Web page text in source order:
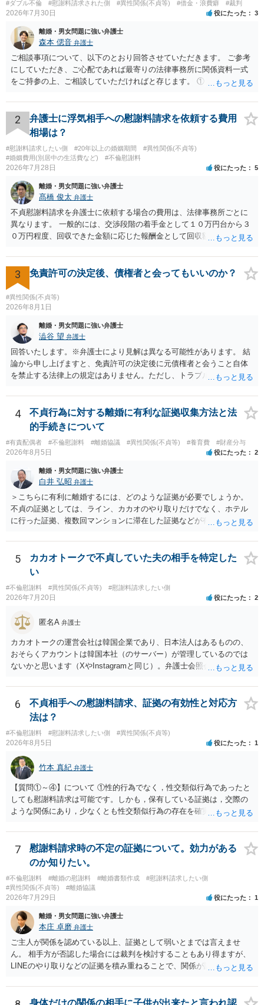
#ダブル不倫 #慰謝料請求された側 #異性関係(不貞等) #借金・浪費癖 #裁判
2026年7月30日 役にたった 3
離婚・男女問題に強い弁護士
森本 偲音 弁護士
ご相談事項について、以下のとおり回答させていただきます。 ご参考
にしていただき、ご心配であれば最寄りの法律事務所に関係資料一式
をご持参の上、ご相談していただければと存じます。 ① このLINEの
される可能性はあるのか ⇒LINEを含む１００万円の貸付に至るまでの
やり取り等の経緯、誓約書の内容等を踏まえて、関係を清算するため
の 金銭であったと評価される可能性はあると考えます。 ② 「今後一
切関与しないなら100万円振り込む」というLINEや誓約書は、裁判上
どの程度証拠価値があるのか ⇒前後のやり取りや誓約書の具体的内容
を見ない限り、具体的な判断はできませんが、一定の証拠価値はある
することは認められるのか。 ⇒おそらく１００万円は不当利得（受け
取る正当な権利がないのに利益を取得した）として返還請求されてい
るものかと推察しますので、 貸金返還ではないかと存じます。 ④ 私
は現在、収入も不安定で貯金もなくリボ払い借金が既に約100万あり。
今年に再婚したが主人はお金に厳しい為、一括で220万円を支払う事は
か。 ⇒判決となり敗訴してしまった場合は、強制執行により不動産等
の財産を差し押さえられ、そこから債権回収が図られることになりま
すが、 和解であれば柔軟な解決が可能ですので、その場合は分割払
いにより支払うことも十分可能です。 ⑤ このような事情であれば、私
は120万円のみ和解交渉を続けるべきでしょうか。 ⇒ご相談者様の認
れるため、 120万円のみについて交渉を続けることがベターかと存じ
ます。
2
弁護士に浮気相手への慰謝料請求を依頼する費用
相場は？
#慰謝料請求したい側 #20年以上の婚姻期間
#異性関係(不貞等)
#婚姻費用(別居中の生活費など)
#不倫慰謝料
2026年7月28日 役にたった 5
離婚・男女問題に強い弁護士
髙橋 俊太 弁護士
不貞慰謝料請求を弁護士に依頼する場合の費用は、法律事務所ごとに
異なります。 一般的には、交渉段階の着手金として１０万円台から３
０万円程度、回収できた金額に応じた報酬金として回収額の１０％か
には、追加着手金や日当、実費が発生することもあります。 もっと
も、証拠が十分にあるか、相手方の住所・勤務先が分かるか、慰謝料
額、離婚の有無、交渉で終わるか訴訟まで見込むかによって、費用は
変わり得ます。依頼前に、交渉だけの場合、訴訟になった場合、回収
できなかった場合の費用を確認しておくとよいでしょう。 弁護士選び
通しを過度に楽観的に言い過ぎないか、質問に具体的に答えてくれる
か、連絡方法（メール、電話、弁護士直接か事務局員を介するかな
ど）や対応スピードが合うかを確認するとよいと思います。いずれに
しましても、弁護士への相談・依頼にあたっては、証拠資料、夫と相
手方の関係、相手方の氏名・住所等、夫婦関係への影響、離婚予定の
3 免責許可の決定後、債権者と会ってもいいのか？
#異性関係(不貞等)
2026年8月1日
離婚・男女問題に強い弁護士
澁谷 望 弁護士
回答いたします。※弁護士により見解は異なる可能性があります。 結
論から申し上げますと、免責許可の決定後に元債権者と会うこと自体
を禁止する法律上の規定はありません。ただし、トラブル防止の観点
ントは以下の通りです。 ・金銭のやり取りや返済の約束は絶対にしな
い（免責された借金を任意でも支払ってしまうとトラブルの元になり
ます） ・過去のDVや過剰請求の経緯を踏まえ、相手の感情に流されな
い ・予定通り毅然とした態度で距離を置く 法律上の制限はないもの
の、ご自身の生活と精神的な安定を守るためにも、お互いに距離を置
くというご判断は非常に賢明かと思います。
4
不貞行為に対する離婚に有利な証拠収集方法と法
的手続きについて
#有責配偶者 #不倫慰謝料 #離婚協議 #異性関係(不貞等) #養育費 #財産分与
2026年8月5日 役にたった 2
離婚・男女問題に強い弁護士
白井 弘昭 弁護士
＞こちらに有利に離婚するには、どのような証拠が必要でしょうか。
不貞の証拠としては、ライン、カカオのやり取りだけでなく、ホテル
に行った証拠、複数回マンションに滞在した証拠などが有効です。 不
婚する、慰謝料をとるなど）ことができると思われます。 ただし、不
貞発覚後、長期間同居を続けると、不貞を許したとの評価につながる
場合がありますので、ご注意ください。 以上、ご参考まで。
5
カカオトークで不貞していた夫の相手を特定した
い
#不倫慰謝料 #異性関係(不貞等) #慰謝料請求したい側
2026年7月20日 役にたった 2
匿名A 弁護士
カカオトークの運営会社は韓国企業であり、日本法人はあるものの、
おそらくアカウントは韓国本社（のサーバー）が管理しているのでは
ないかと思います（XやInstagramと同じ）。弁護士会照会は日本法に
対する照会は基本的にできないと解されています（弁護士会によって
は例外的に認める扱いもありますが、かなり限定されているので一般
的ではないでしょう）。もし韓国本社がアカウント管理をしているな
ら、日本法人へ送っても「ウチでは管理していない」という回答にな
ります。 個人で直接他人のID情報の開示を求めても拒否されるでしょ
う。
6
不貞相手への慰謝料請求、証拠の有効性と対応方
法は？
#不倫慰謝料 #慰謝料請求したい側 #異性関係(不貞等)
2026年8月5日 役にたった 1
竹本 真紀 弁護士
【質問①～④】について ①性的行為でなく，性交類似行為であったと
しても慰謝料請求は可能です。しかも，保有している証拠は，交際の
ような関係にあり，少なくとも性交類似行為の存在を確実に証明でき
ことを窺わせるものです。）。ですから，慰謝料請求を進めることで
よいと思います。 ただ．慰謝料額については，婚姻破綻に至っていな
いとして，この点を考慮されることになるかもしれません。 ②夫との
今後のことを考えて書いてもらうか否かを検討するのがよいと思いま
す。今ある証拠以上のことを証明（証明力を強めることも含む）でき
るのであれば，前向きに検討を進めるという考え方でもよいでしょ
値と夫との関係との均衡のように思います。 ③行政書士に委任をして
いるのであれば，どのような内容の委任なのか不明ですが，その行政
書士との協議になると思います。請求するか，訴訟にするか，その点
の見極めや，相手方は性交類似行為は認めているのか，それさえも否
定しているのかによって，考え方・進め方は変わってくると思いま
あれば，本人（行政書士でも同じだと思います。）への対応ではあま
り変わらないように思います。減額で折り合えるなら本人様の交渉で
7
慰謝料請求時の不定の証拠について。効力がある
のか知りたい。
#不倫慰謝料 #離婚の慰謝料 #離婚書類作成
#慰謝料請求したい側
#異性関係(不貞等)
#離婚協議
2026年7月29日 役にたった 1
離婚・男女問題に強い弁護士
本庄 卓磨 弁護士
ご主人が関係を認めている以上、証拠として弱いとまでは言えませ
ん。 相手方が否認した場合には裁判を検討することもあり得ますが、
LINEのやり取りなどの証拠を積み重ねることで、関係が認定される余
個別の事情によりますので、お早めに弁護士に相談されることをおす
すめします。
身体だけの関係の相手に子供が出来たと言われ認